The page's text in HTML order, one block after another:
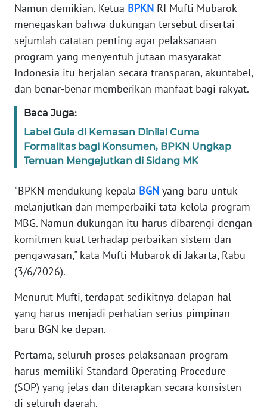
Namun demikian, Ketua BPKN RI Mufti Mubarok
menegaskan bahwa dukungan tersebut disertai
sejumlah catatan penting agar pelaksanaan
program yang menyentuh jutaan masyarakat
Indonesia itu berjalan secara transparan, akuntabel,
dan benar-benar memberikan manfaat bagi rakyat.
Baca Juga:
Label Gula di Kemasan Dinilai Cuma
Formalitas bagi Konsumen, BPKN Ungkap
Temuan Mengejutkan di Sidang MK
"BPKN mendukung kepala BGN yang baru untuk
melanjutkan dan memperbaiki tata kelola program
MBG. Namun dukungan itu harus dibarengi dengan
komitmen kuat terhadap perbaikan sistem dan
pengawasan," kata Mufti Mubarok di Jakarta, Rabu
(3/6/2026).
Menurut Mufti, terdapat sedikitnya delapan hal
yang harus menjadi perhatian serius pimpinan
baru BGN ke depan.
Pertama, seluruh proses pelaksanaan program
harus memiliki Standard Operating Procedure
(SOP) yang jelas dan diterapkan secara konsisten
di seluruh daerah.
INFO
IKLAN
TENTANG
KAMI
MEDIA
SIBER
REDAKSI
KARIR
DISCLAIMER
Wahana
News
Regional
SUMUT
JAKARTA
WN
JABAR